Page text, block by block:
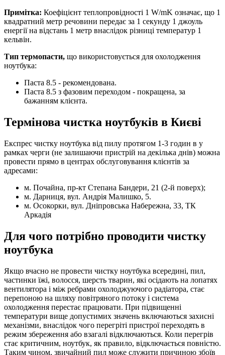
Примітка: Коефіцієнт теплопровідності 1 W/mK означає, що 1
квадратний метр речовини передає за 1 секунду 1 джоуль
енергії на відстань 1 метр внаслідок різниці температур 1
кельвін.
Тип термопасти, що використовується для охолодження
ноутбука:
Паста 8.5 - рекомендована.
Паста 8.5 з фазовим переходом - покращена, за
бажанням клієнта.
Термінова чистка ноутбуків в Києві
Експрес чистку ноутбука від пилу протягом 1-3 годин в у
рамках черги (не залишаючи пристрій на декілька днів) можна
провести прямо в центрах обслуговування клієнтів за
адресами:
м. Почайна, пр-кт Степана Бандери, 21 (2-й поверх);
м. Дарниця, вул. Андрія Малишко, 5.
м. Осокорки, вул. Дніпровська Набережна, 33, ТК
Аркадія
Для чого потрібно проводити чистку
ноутбука
Якщо вчасно не провести чистку ноутбука всередині, пил,
частинки їжі, волосся, шерсть тварин, які осідають на лопатях
вентилятора і між ребрами охолоджуючого радіатора, стає
перепоною на шляху повітряного потоку і система
охолодження перестає працювати. При підвищенні
температури вище допустимих значень включаються захисні
механізми, внаслідок чого перегріті пристрої переходять в
режим збереження або взагалі відключаються. Коли перегрів
стає критичним, ноутбук, як правило, відключається повністю.
Таким чином, звичайний пил може служити причиною збоїв